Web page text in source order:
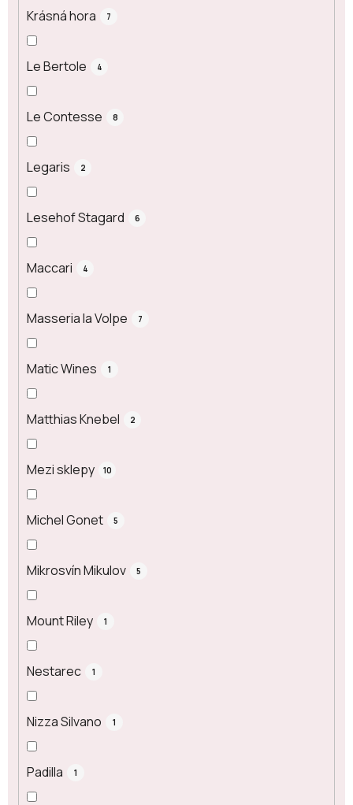
Krásná hora 7
Le Bertole 4
Le Contesse 8
Legaris 2
Lesehof Stagard 6
Maccari 4
Masseria la Volpe 7
Matic Wines 1
Matthias Knebel 2
Mezi sklepy 10
Michel Gonet 5
Mikrosvín Mikulov 5
Mount Riley 1
Nestarec 1
Nizza Silvano 1
Padilla 1